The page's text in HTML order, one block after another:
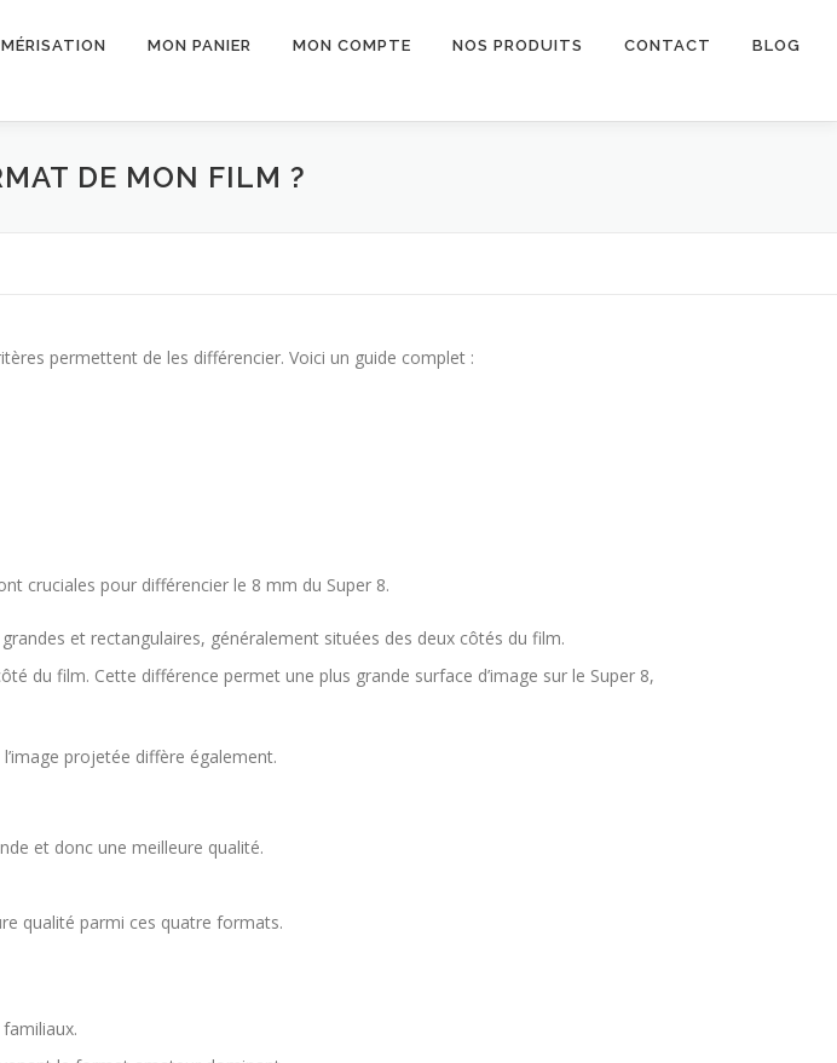
MON PANIER MON COMPTE NOS PRODUITS CONTACT BLOG
DE MON FILM ?
permettent de les différencier. Voici un guide complet :
cruciales pour différencier le 8 mm du Super 8.
et rectangulaires, généralement situées des deux côtés du film.
du film. Cette différence permet une plus grande surface d’image sur le Super 8,
projetée diffère également.
et donc une meilleure qualité.
qualité parmi ces quatre formats.